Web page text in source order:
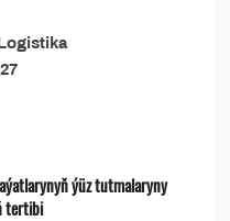
ýüz tutmalaryny
tertibi